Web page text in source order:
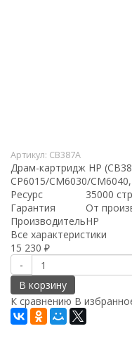
Артикул: CB387A
Драм-картридж HP
CP6015/CM6030/
Ресурс
35000
Гарантия
От
ПроизводительHP
Все характеристики
15 230 ₽
-
В корзину
К сравнению В